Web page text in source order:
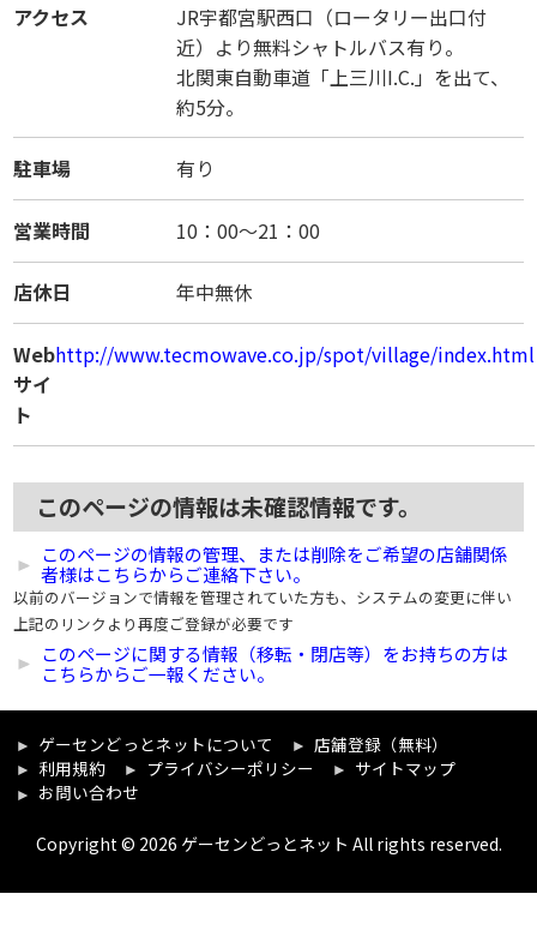
アクセス
JR宇都宮駅西口（ロータリー出口付
近）より無料シャトルバス有り。
北関東自動車道「上三川I.C.」を出て、
約5分。
駐車場 有り
営業時間 10：00～21：00
店休日 年中無休
Web
サイ
ト
http://www.tecmowave.co.jp/spot/village/index.html
このページの情報は未確認情報です。
このページの情報の管理、または削除をご希望の店舗関係
者様はこちらからご連絡下さい。
以前のバージョンで情報を管理されていた方も、システムの変更に伴い
上記のリンクより再度ご登録が必要です
このページに関する情報（移転・閉店等）をお持ちの方は
こちらからご一報ください。
ゲーセンどっとネットについて
店舗登録（無料）
利用規約
プライバシーポリシー
サイトマップ
お問い合わせ
Copyright © 2026 ゲーセンどっとネット All rights reserved.